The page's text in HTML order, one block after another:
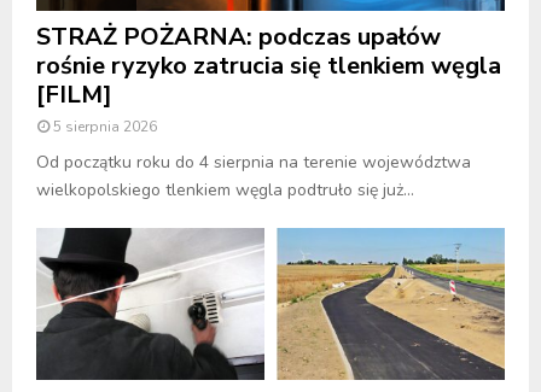
STRAŻ POŻARNA: podczas upałów
rośnie ryzyko zatrucia się tlenkiem węgla
[FILM]
5 sierpnia 2026
Od początku roku do 4 sierpnia na terenie województwa
wielkopolskiego tlenkiem węgla podtruło się już...